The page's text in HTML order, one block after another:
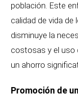
población. Este
calidad de vida de
disminuye la
costosas y el uso
un ahorro
Promoción de